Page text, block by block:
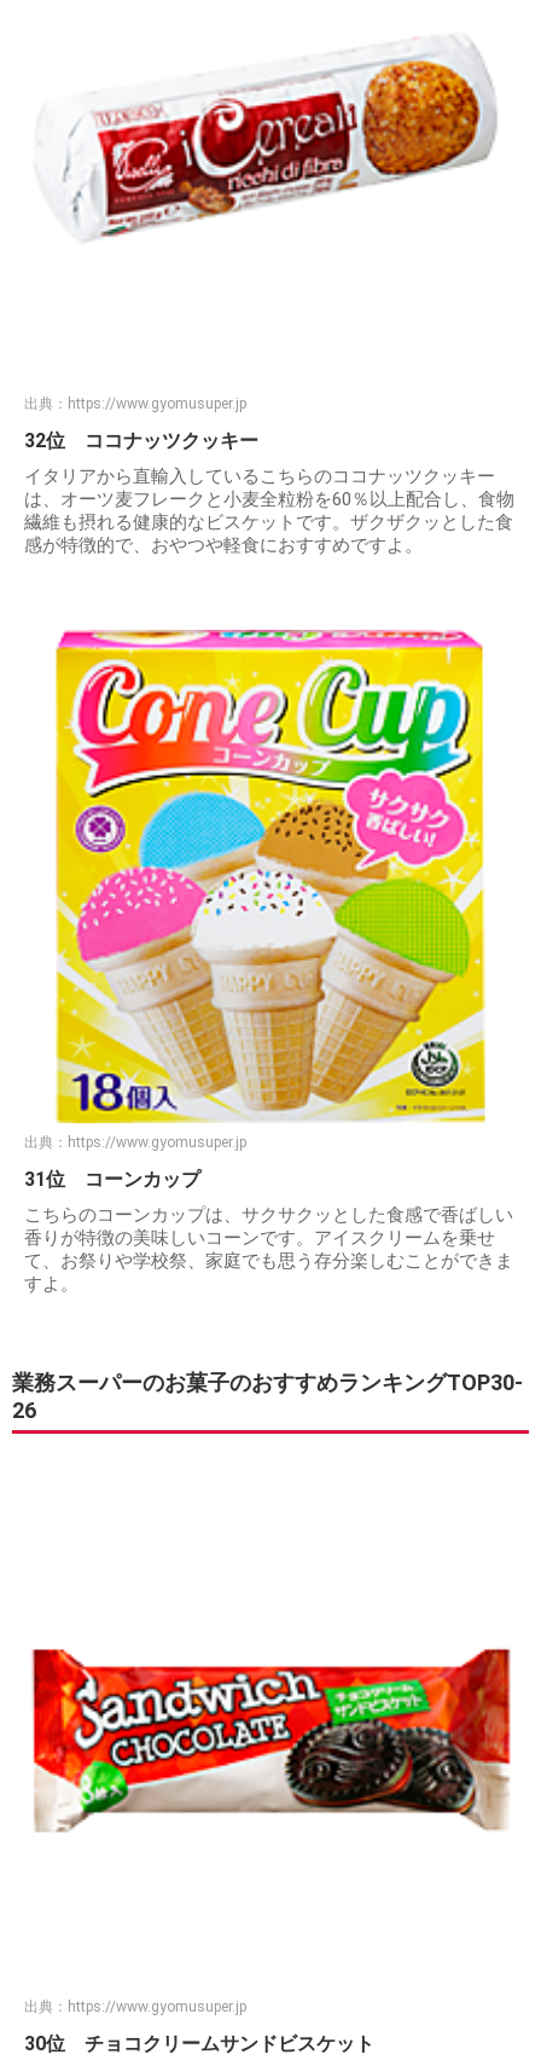
出典： https://www.gyomusuper.jp
32位 ココナッツクッキー
イタリアから直輸入しているこちらのココナッツクッキー
は、オーツ麦フレークと小麦全粒粉を60％以上配合し、食物
繊維も摂れる健康的なビスケットです。ザクザクッとした食
感が特徴的で、おやつや軽食におすすめですよ。
出典： https://www.gyomusuper.jp
31位 コーンカップ
こちらのコーンカップは、サクサクッとした食感で香ばしい
香りが特徴の美味しいコーンです。アイスクリームを乗せ
て、お祭りや学校祭、家庭でも思う存分楽しむことができま
すよ。
業務スーパーのお菓子のおすすめランキングTOP30-
26
出典： https://www.gyomusuper.jp
30位 チョコクリームサンドビスケット